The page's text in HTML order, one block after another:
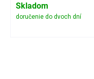
Skladom